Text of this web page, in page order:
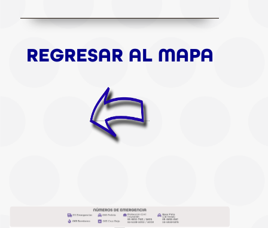
REGRESAR AL MAPA